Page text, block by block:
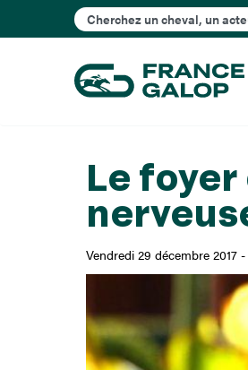
Le
Vendredi 29 décembre 2017 -